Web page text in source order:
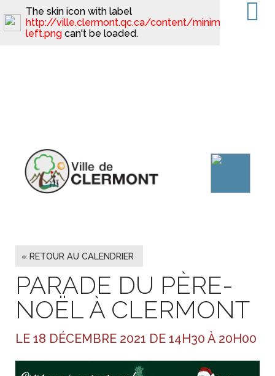
« RETOUR AU CALENDRIER
PARADE DU PÈRE-
NOËL À CLERMONT
LE 18 DÉCEMBRE 2021 DE 14H30 À 20H00
The skin icon with label
http://ville.clermont.qc.ca/content/
left.png can't be loaded.